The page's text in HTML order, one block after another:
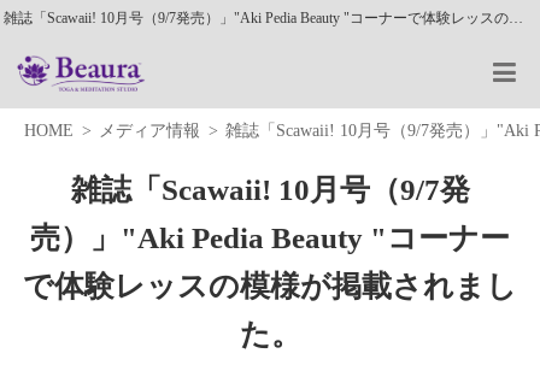
雑誌「Scawaii! 10月号（9/7発売）」"Aki Pedia Beauty "コーナーで体験レッスの模様が掲載されました。
HOME メディア情報 雑誌「Scawaii! 10月号（9/7発売）」"Aki
雑誌「Scawaii! 10月号（9/7発
売）」"Aki Pedia Beauty "コーナー
で体験レッスの模様が掲載されまし
た。